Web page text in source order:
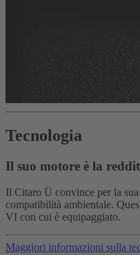
Tecnologia
Il suo motore è la
Il Citaro Ü convince per la
compatibilità ambientale.
VI con cui è equipaggiato.
Maggiori informazioni sulla